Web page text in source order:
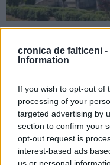
cronica de falticeni -
Information
If you wish to opt-out of
processing of your
targeted advertising by
section to confirm your
opt-out request is
interest-based ads
Sediul Detașamentului de
Fălticeni intră în reabilitare
LOCAL